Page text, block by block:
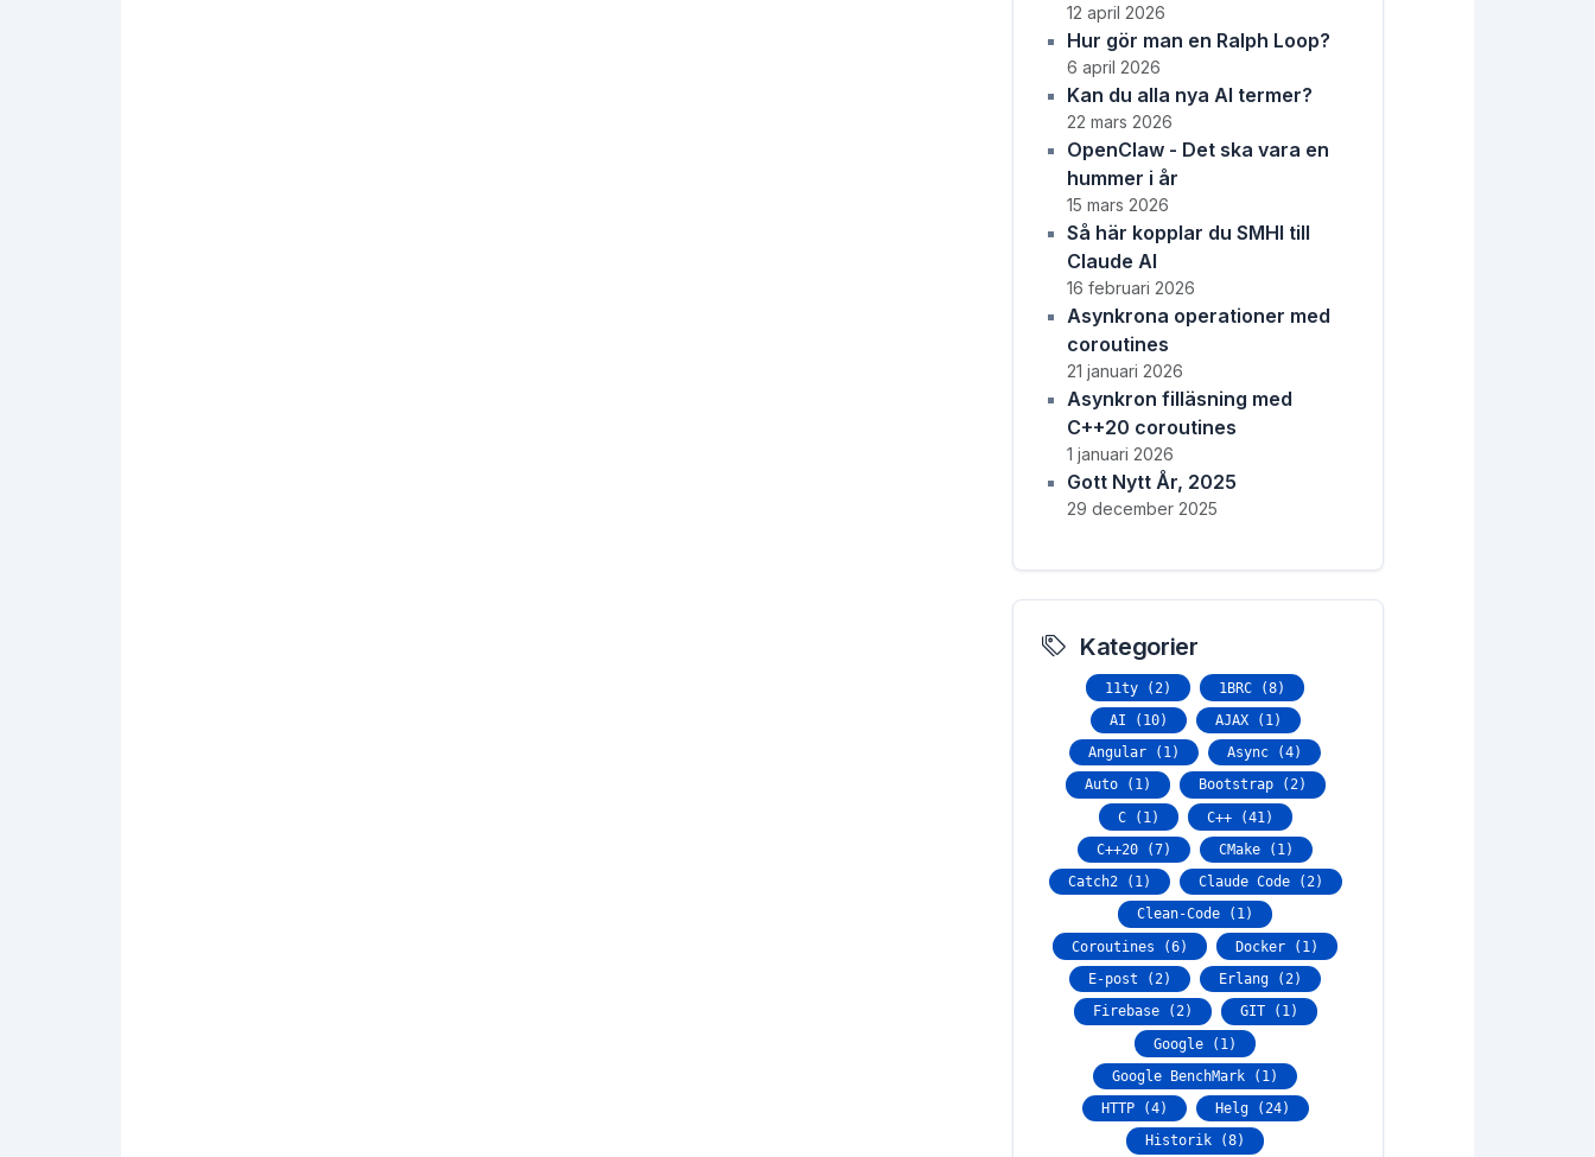
12 april 2026
Hur gör man en Ralph Loop?
6 april 2026
Kan du alla nya AI termer?
22 mars 2026
OpenClaw - Det ska vara en
hummer i år
15 mars 2026
Så här kopplar du SMHI till
Claude AI
16 februari 2026
Asynkrona operationer med
coroutines
21 januari 2026
Asynkron filläsning med
C++20 coroutines
1 januari 2026
Gott Nytt År, 2025
29 december 2025
Kategorier
11ty (2)
1BRC (8)
AI (10)
AJAX (1)
Angular (1)
Async (4)
Auto (1)
Bootstrap (2)
C (1)
C++ (41)
C++20 (7)
CMake (1)
Catch2 (1)
Claude Code (2)
Clean-Code (1)
Coroutines (6)
Docker (1)
E-post (2)
Erlang (2)
Firebase (2)
GIT (1)
Google (1)
Google BenchMark (1)
HTTP (4)
Helg (24)
Historik (8)